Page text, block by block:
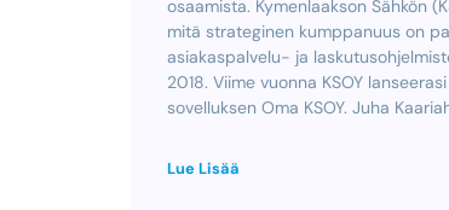
osaamista. Kymenlaakson Sähkön
mitä strateginen kumppanuus on
asiakaspalvelu- ja
2018. Viime vuonna KSOY
sovelluksen Oma KSOY. Juha
Lue Lisää